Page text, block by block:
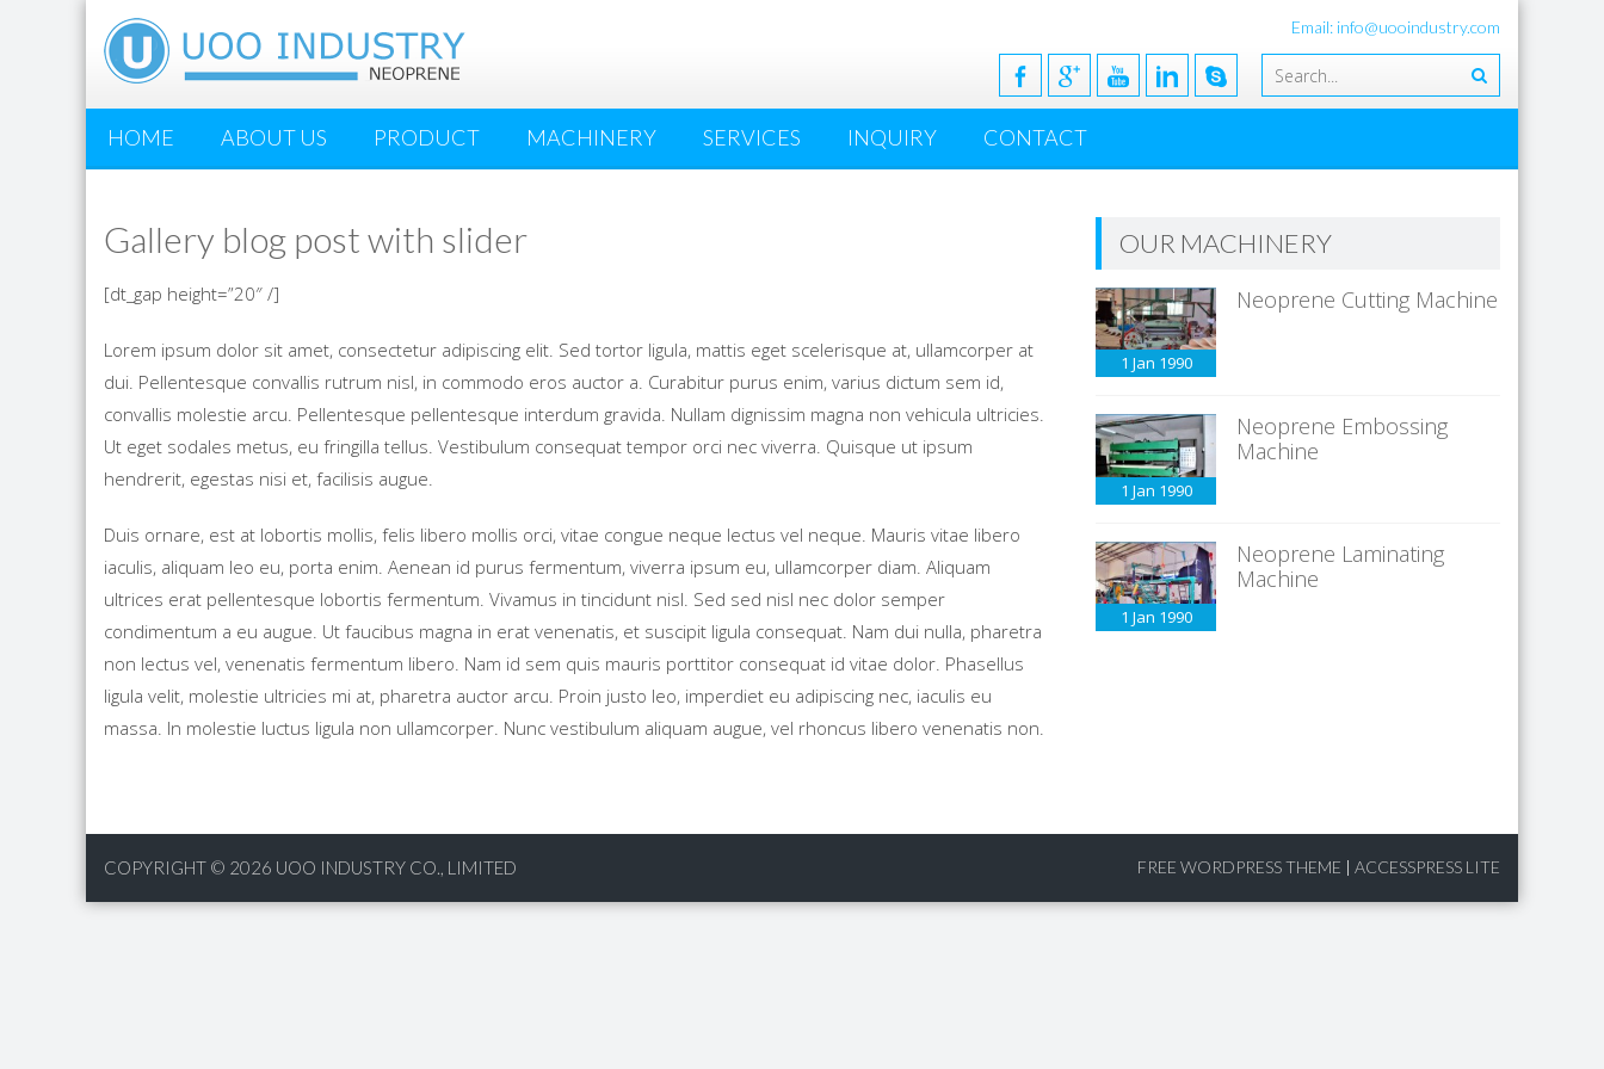
Email: info@uooindustry.com
HOME ABOUT US PRODUCT MACHINERY SERVICES INQUIRY CONTACT
Gallery blog post with slider
[dt_gap height=”20″ /]
Lorem ipsum dolor sit amet, consectetur adipiscing elit. Sed tortor ligula, mattis eget scelerisque at, ullamcorper at
dui. Pellentesque convallis rutrum nisl, in commodo eros auctor a. Curabitur purus enim, varius dictum sem id,
convallis molestie arcu. Pellentesque pellentesque interdum gravida. Nullam dignissim magna non vehicula ultricies.
Ut eget sodales metus, eu fringilla tellus. Vestibulum consequat tempor orci nec viverra. Quisque ut ipsum
hendrerit, egestas nisi et, facilisis augue.
Duis ornare, est at lobortis mollis, felis libero mollis orci, vitae congue neque lectus vel neque. Mauris vitae libero
iaculis, aliquam leo eu, porta enim. Aenean id purus fermentum, viverra ipsum eu, ullamcorper diam. Aliquam
ultrices erat pellentesque lobortis fermentum. Vivamus in tincidunt nisl. Sed sed nisl nec dolor semper
condimentum a eu augue. Ut faucibus magna in erat venenatis, et suscipit ligula consequat. Nam dui nulla, pharetra
non lectus vel, venenatis fermentum libero. Nam id sem quis mauris porttitor consequat id vitae dolor. Phasellus
ligula velit, molestie ultricies mi at, pharetra auctor arcu. Proin justo leo, imperdiet eu adipiscing nec, iaculis eu
massa. In molestie luctus ligula non ullamcorper. Nunc vestibulum aliquam augue, vel rhoncus libero venenatis non.
OUR MACHINERY
1 Jan 1990
Neoprene Cutting Machine
1 Jan 1990
Neoprene Embossing
Machine
1 Jan 1990
Neoprene Laminating
Machine
FREE WORDPRESS THEME | ACCESSPRESS LITE
COPYRIGHT © 2026 UOO INDUSTRY CO., LIMITED